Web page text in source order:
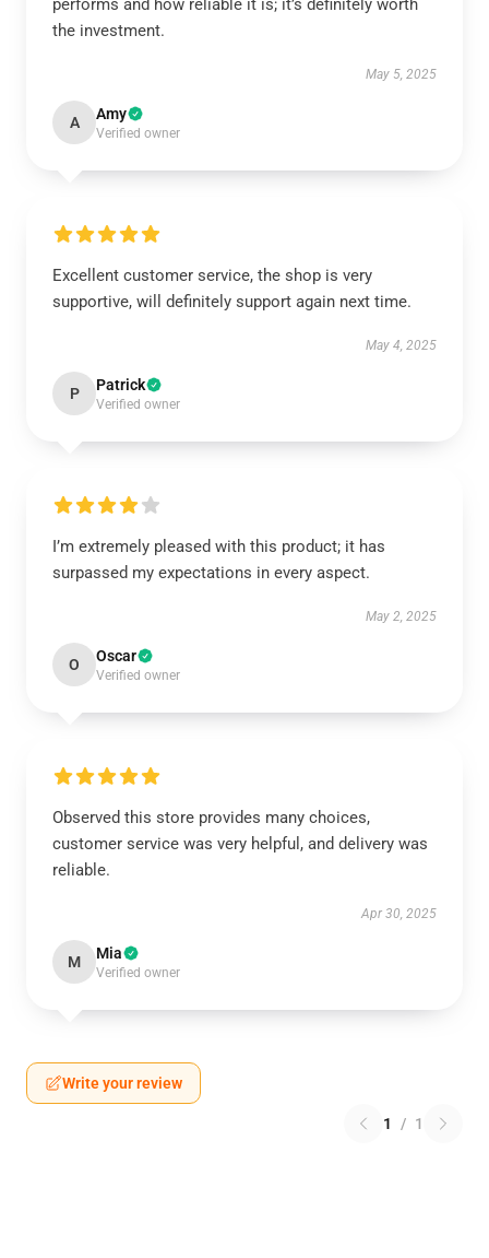
performs and how reliable it is; it’s definitely worth
the investment.
May 5, 2025
A Amy
Verified owner
Excellent customer service, the shop is very
supportive, will definitely support again next time.
May 4, 2025
P Patrick
Verified owner
I’m extremely pleased with this product; it has
surpassed my expectations in every aspect.
May 2, 2025
O Oscar
Verified owner
Observed this store provides many choices,
customer service was very helpful, and delivery was
reliable.
Apr 30, 2025
M Mia
Verified owner
Write your review
1 / 1